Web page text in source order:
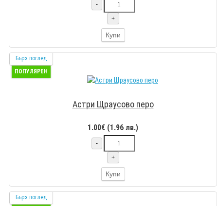
-
+
Купи
Бърз поглед
ПОПУЛЯРЕН
Астри Щраусово перо
1.00€ (1.96 лв.)
-
+
Купи
Бърз поглед